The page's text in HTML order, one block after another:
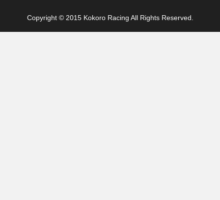
Copyright © 2015 Kokoro Racing All Rights Reserved.